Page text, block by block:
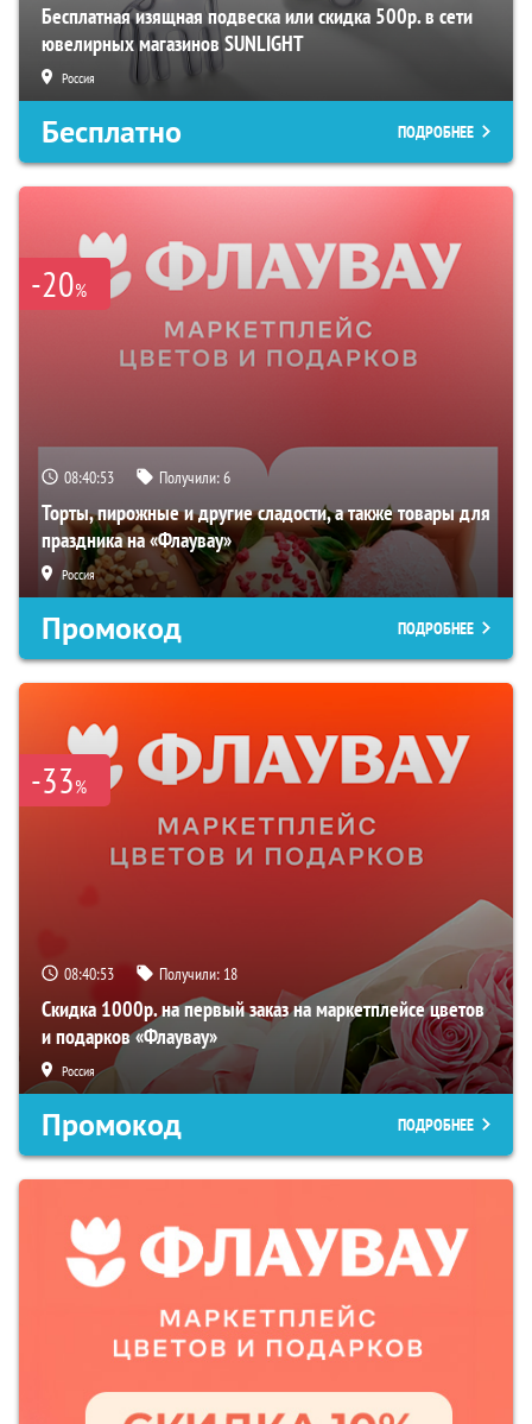
Бесплатная изящная подвеска или скидка 500р. в сети
ювелирных магазинов SUNLIGHT
Россия
Бесплатно ПОДРОБНЕЕ
-20%
08:40:52 Получили:6
Торты, пирожные и другие сладости, а также товары для
праздника на «Флаувау»
Россия
Промокод ПОДРОБНЕЕ
-33%
08:40:52 Получили: 18
Скидка 1000р. на первый заказ на маркетплейсе цветов
и подарков «Флаувау»
Россия
Промокод ПОДРОБНЕЕ